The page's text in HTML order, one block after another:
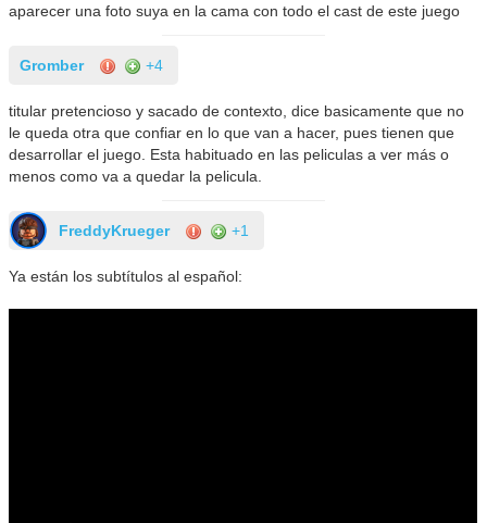
aparecer una foto suya en la cama con todo el cast de este juego
Gromber +4
titular pretencioso y sacado de contexto, dice basicamente que no
le queda otra que confiar en lo que van a hacer, pues tienen que
desarrollar el juego. Esta habituado en las peliculas a ver más o
menos como va a quedar la pelicula.
FreddyKrueger +1
Ya están los subtítulos al español: